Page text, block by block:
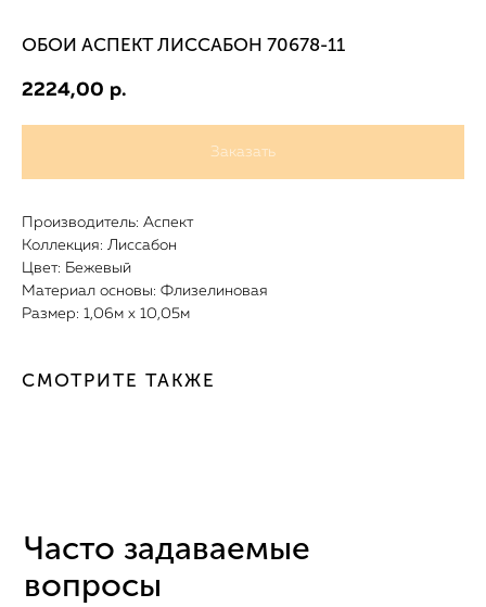
ОБОИ АСПЕКТ ЛИССАБОН 70678-11
2224,00 р.
Заказать
Производитель: Аспект
Коллекция: Лиссабон
Цвет: Бежевый
Материал основы: Флизелиновая
Размер: 1,06м х 10,05м
СМОТРИТЕ ТАКЖЕ
Часто задаваемые
вопросы